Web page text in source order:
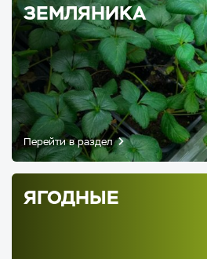
ЗЕМЛЯНИКА
Перейти в раздел
ЯГОДНЫЕ